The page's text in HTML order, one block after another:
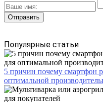
Популярные статьи
5 причин почему смартфон
оптимальной